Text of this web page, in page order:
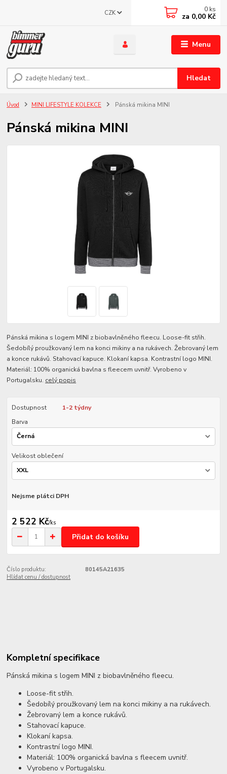
Menu
CZK
Hledat
0 ks
za 0,00 Kč
Úvod MINI LIFESTYLE KOLEKCE Pánská mikina MINI
Pánská mikina MINI
Pánská mikina s logem MINI z biobavlněného fleecu. Loose-fit střih.
Šedobílý proužkovaný lem na konci mikiny a na rukávech. Žebrovaný lem
a konce rukávů. Stahovací kapuce. Klokaní kapsa. Kontrastní logo MINI.
Materiál: 100% organická bavlna s fleecem uvnitř. Vyrobeno v
Portugalsku. celý popis
Dostupnost
1-2 týdny
Barva
Velikost oblečení
Nejsme plátci DPH
2 522 Kč/ks
Přidat do košíku
Číslo produktu:
80145A21635
Hlídat cenu / dostupnost
Kompletní specifikace
Pánská mikina s logem MINI z biobavlněného fleecu.
Loose-fit střih.
Šedobílý proužkovaný lem na konci mikiny a na rukávech.
Žebrovaný lem a konce rukávů.
Stahovací kapuce.
Klokaní kapsa.
Kontrastní logo MINI.
Materiál: 100% organická bavlna s fleecem uvnitř.
Vyrobeno v Portugalsku.